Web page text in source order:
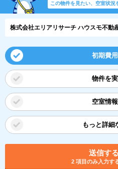
この物件を見たい、空室状況
株式会社エリアリサーチ ハウスモ不動
初期費
物件を
空室情
もっと詳細
送信する
2 項目のみ入力す